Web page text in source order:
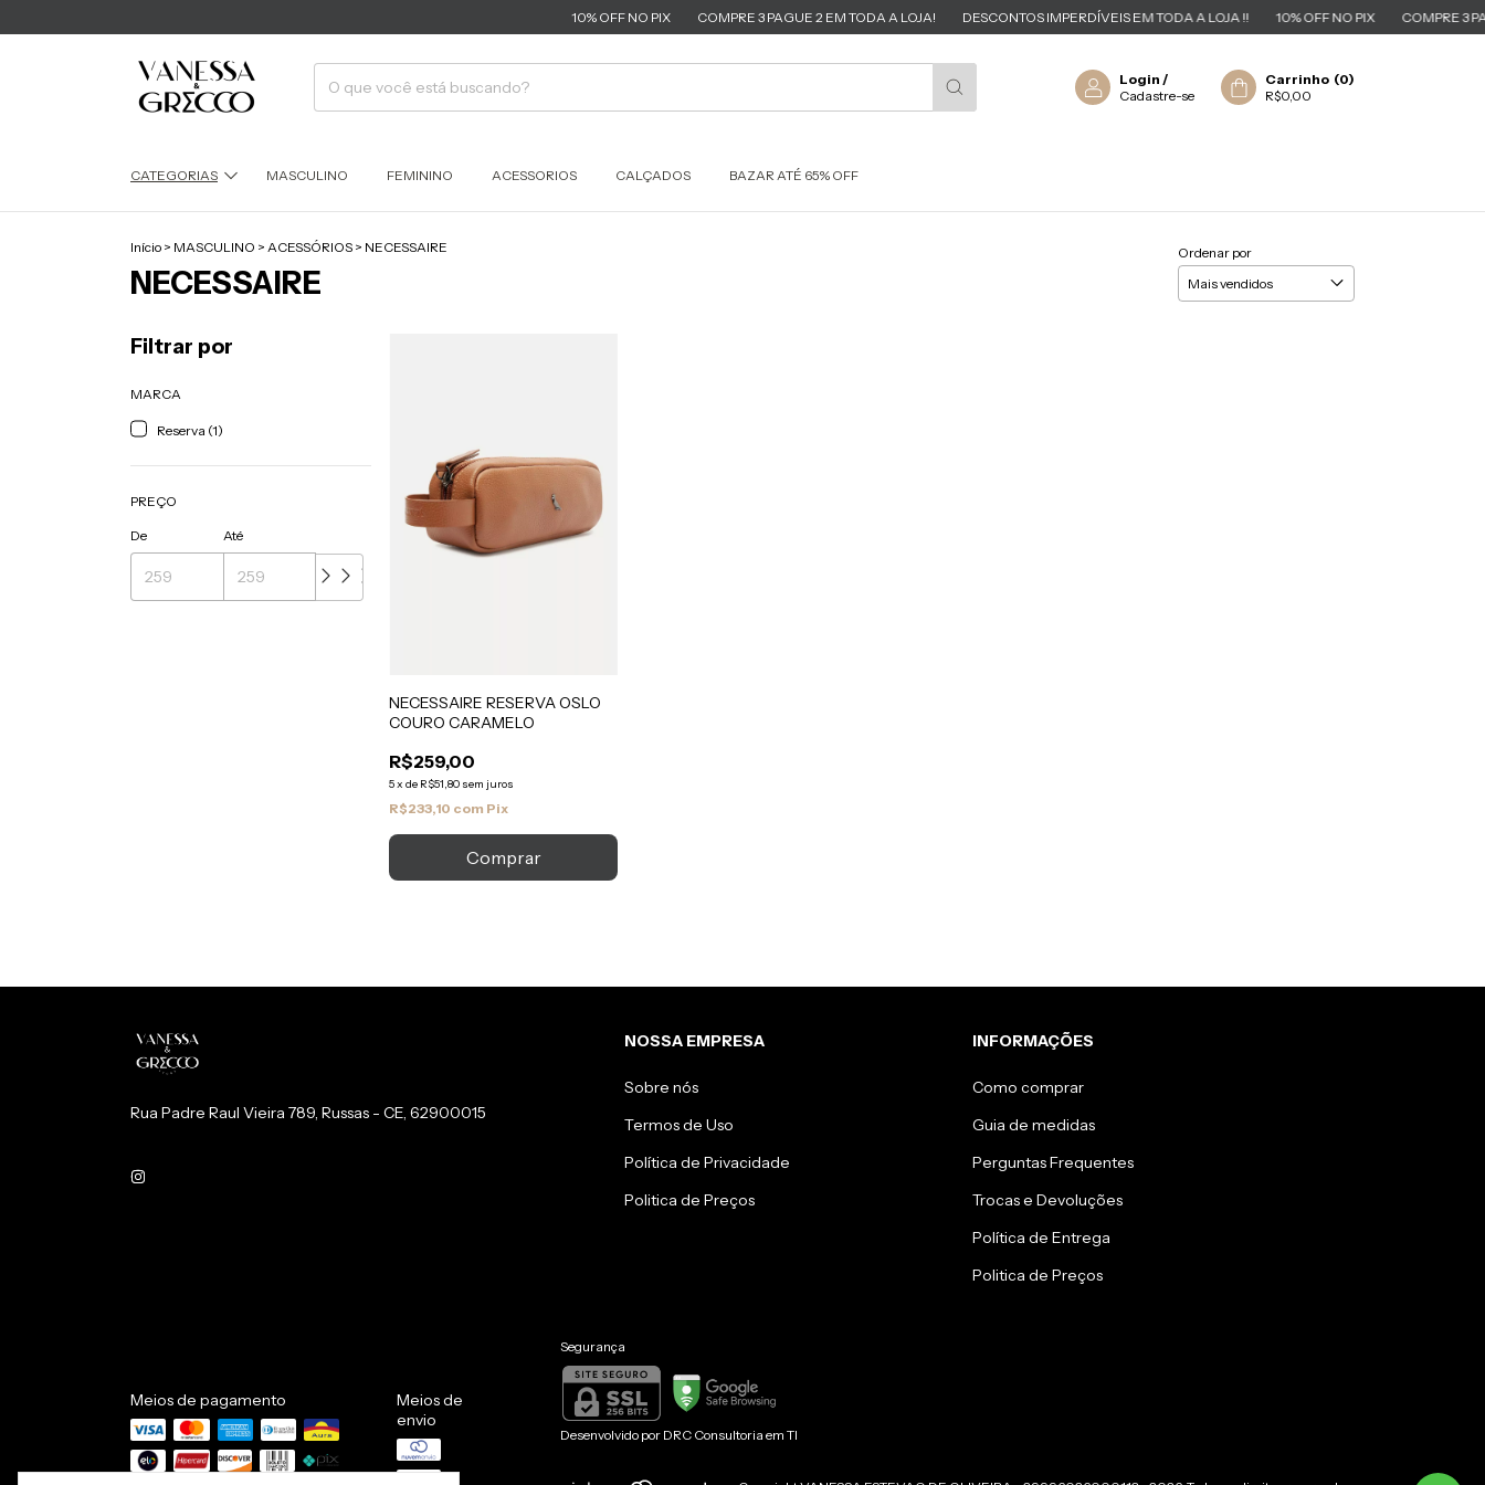
10% OFF NO PIX COMPRE 3 PAGUE 2 EM TODA A LOJA! DESCONTOS IMPERDÍVEIS EM TODA A LOJA !! 10% OFF NO PIX COMPRE 3
Login /
Cadastre-se
Carrinho (0)
R$0,00
CATEGORIAS MASCULINO FEMININO ACESSORIOS CALÇADOS BAZAR ATÉ 65% OFF
Início > MASCULINO > ACESSÓRIOS > NECESSAIRE
NECESSAIRE
Ordenar por
Filtrar por
MARCA
Reserva (1)
PREÇO
De Até
NECESSAIRE RESERVA OSLO
COURO CARAMELO
R$259,00
5xde R$51,80 sem juros
R$233,10 com Pix
Rua Padre Raul Vieira 789, Russas - CE, 62900015
NOSSA EMPRESA
Sobre nós
Termos de Uso
Política de Privacidade
Politica de Preços
INFORMAÇÕES
Como comprar
Guia de medidas
Perguntas Frequentes
Trocas e Devoluções
Política de Entrega
Politica de Preços
Meios de pagamento
Meios de
envio
Segurança
Desenvolvido por DRC Consultoria em TI